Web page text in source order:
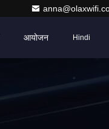
आयोजन Hindi